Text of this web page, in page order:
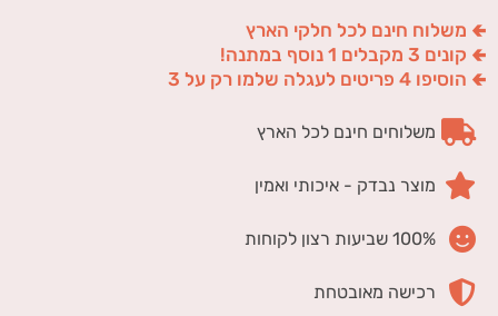
🢀 משלוח חינם לכל חלקי הארץ
🢀 קונים 3 מקבלים 1 נוסף במתנה!
🢀 הוסיפו 4 פריטים לעגלה שלמו רק על 3
משלוחים חינם לכל הארץ
מוצר נבדק - איכותי ואמין
100% שביעות רצון לקוחות
רכישה מאובטחת